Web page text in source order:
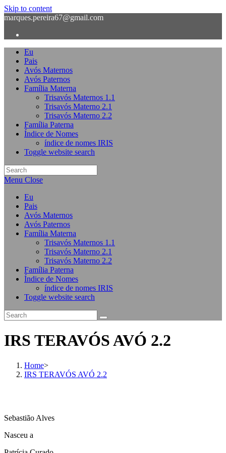
Skip to content
marques.pereira67@gmail.com
Eu
Pais
Avós Maternos
Avós Paternos
Família Materna
Trisavós Maternos 1.1
Trisavós Materno 2.1
Trisavós Materno 2.2
Família Paterna
Índice de Nomes
índice de nomes IRIS
Toggle website search
Menu Close
Eu
Pais
Avós Maternos
Avós Paternos
Família Materna
Trisavós Maternos 1.1
Trisavós Materno 2.1
Trisavós Materno 2.2
Família Paterna
Índice de Nomes
índice de nomes IRIS
Toggle website search
IRS TERAVÓS AVÓ 2.2
Home>
IRS TERAVÓS AVÓ 2.2
Sebastião Alves
Nasceu a